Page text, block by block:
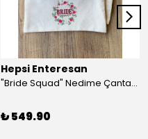
Hepsi Enteresan
"Bride Squad" Nedime Çantası, Kına Hediyesi, Düğün Hediyesi (5 adet)
₺ 549.90